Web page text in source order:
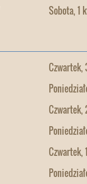
Sobota, 1
Czwartek,
Czwartek,
Czwartek,